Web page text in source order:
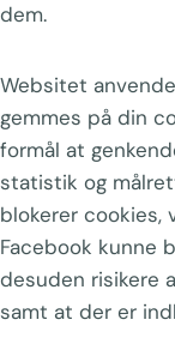
dem.
Websitet
gemmes på din
formål at
statistik og
blokerer cookies,
Facebook kunne
desuden risikere
samt at der er